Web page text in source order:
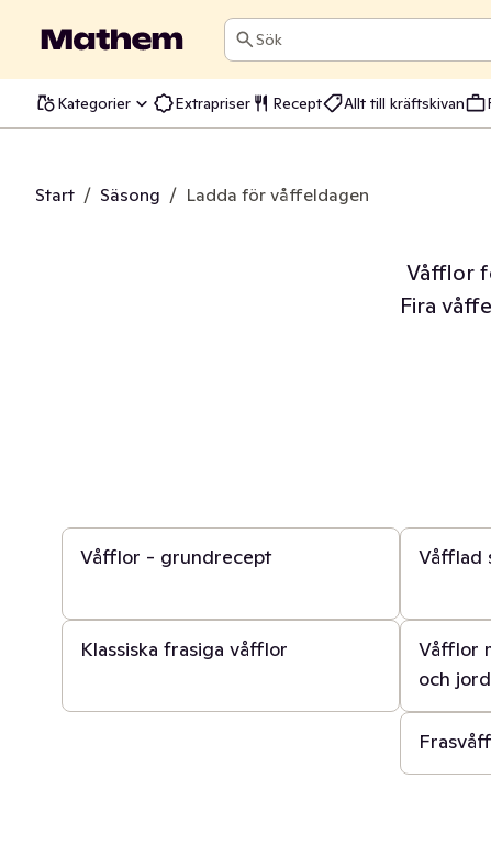
Sök
Kategorier Extrapriser Recept Allt till kräftskivan
Start / Säsong / Ladda för våffeldagen - få allt till
Våfflor
Fira
Våfflor - grundrecept Våfflad
Klassiska frasiga våfflor
Våfflor
och
20 min